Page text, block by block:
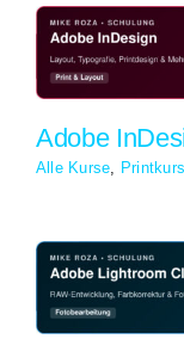
Adobe
Alle Kurse